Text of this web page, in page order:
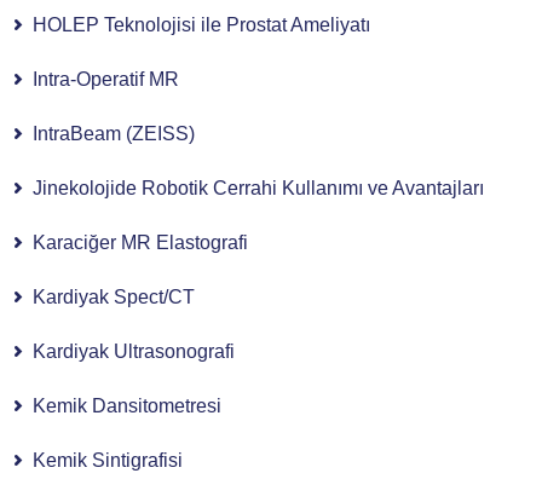
HOLEP Teknolojisi ile Prostat Ameliyatı
Intra-Operatif MR
IntraBeam (ZEISS)
Jinekolojide Robotik Cerrahi Kullanımı ve Avantajları
Karaciğer MR Elastografi
Kardiyak Spect/CT
Kardiyak Ultrasonografi
Kemik Dansitometresi
Kemik Sintigrafisi